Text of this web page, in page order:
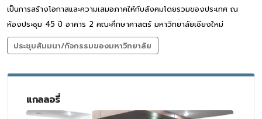
เป็นการสร้างโอกาสและความเสมอภาคให้กับสังคมโดยรวมของประเทศ ณ
ห้องประชุม 45 ปี อาคาร 2 คณะศึกษาศาสตร์ มหาวิทยาลัยเชียงใหม่
ประชุมสัมมนา/กิจกรรมของมหาวิทยาลัย
แกลลอรี่